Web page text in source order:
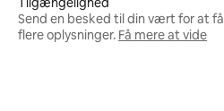
Send en besked til din vært for at få
flere oplysninger. Få mere at vide